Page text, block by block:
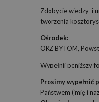
Zdobycie wiedzy i
tworzenia
Ośrodek:
OKZ BYTOM,
Wypełnij poniższy
Prosimy wypełnić
Państwem (imię i